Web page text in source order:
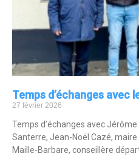
Temps d’échanges avec
27 février 2026
Temps d’échanges avec
Santerre, Jean-Noël Cazé,
Maille-Barbare, conseillère